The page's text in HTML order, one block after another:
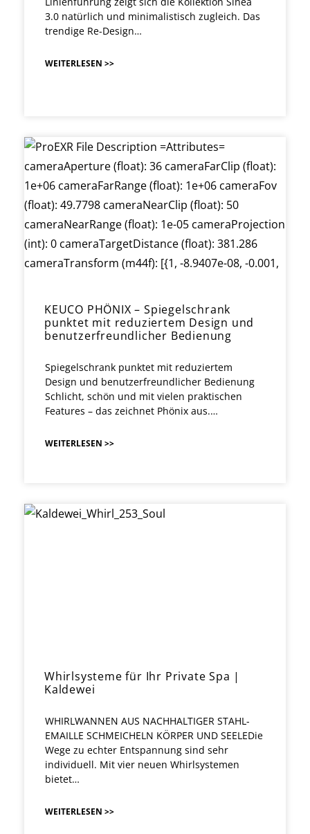
3.0 natürlich und minimalistisch zugleich. Das
trendige Re-Design…
WEITERLESEN >>
KEUCO PHÖNIX – Spiegelschrank
punktet mit reduziertem Design und
benutzerfreundlicher Bedienung
Spiegelschrank punktet mit reduziertem
Design und benutzerfreundlicher Bedienung
Schlicht, schön und mit vielen praktischen
Features – das zeichnet Phönix aus.…
WEITERLESEN >>
Whirlsysteme für Ihr Private Spa |
Kaldewei
WHIRLWANNEN AUS NACHHALTIGER STAHL-
EMAILLE SCHMEICHELN KÖRPER UND SEELEDie
Wege zu echter Entspannung sind sehr
individuell. Mit vier neuen Whirlsystemen
bietet…
WEITERLESEN >>